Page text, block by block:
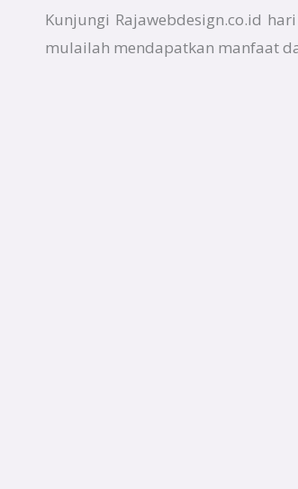
Kunjungi Rajawebdesign.co.id
mulailah mendapatkan manfaat